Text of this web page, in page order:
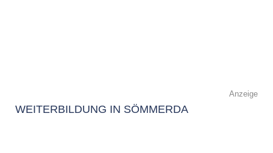
Anzeige
WEITERBILDUNG IN SÖMMERDA